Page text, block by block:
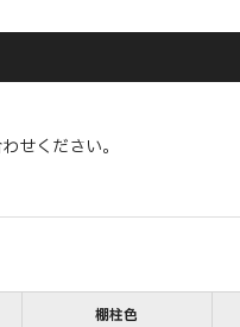
せください。
棚柱色